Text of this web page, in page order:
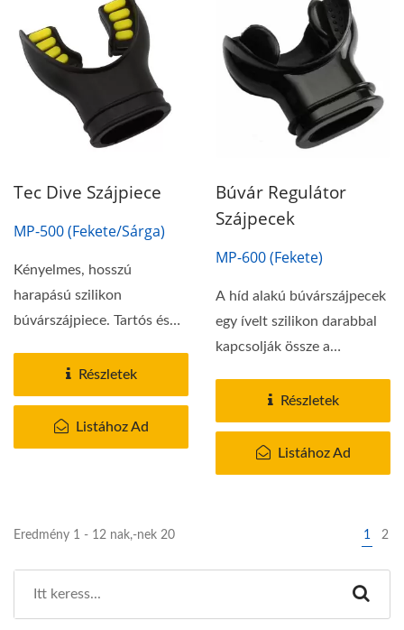
Tec Dive Szájpiece
MP-500 (Fekete/Sárga)
Kényelmes, hosszú
harapású szilikon
búvárszájpiece. Tartós és
Részletek
Listához Ad
Búvár Regulátor
Szájpecek
MP-600 (Fekete)
A híd alakú búvárszájpecek
egy ívelt szilikon darabbal
kapcsolják össze a
Részletek
Listához Ad
Eredmény 1 - 12 nak,-nek 20 1 2